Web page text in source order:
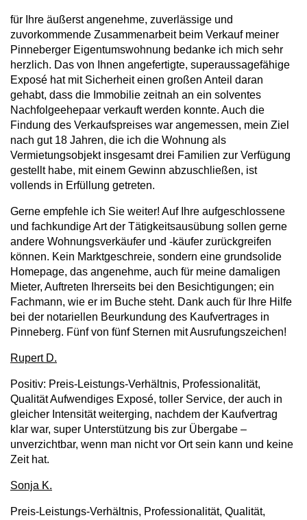
für Ihre äußerst angenehme, zuverlässige und
zuvorkommende Zusammenarbeit beim Verkauf meiner
Pinneberger Eigentumswohnung bedanke ich mich sehr
herzlich. Das von Ihnen angefertigte, superaussagefähige
Exposé hat mit Sicherheit einen großen Anteil daran
gehabt, dass die Immobilie zeitnah an ein solventes
Nachfolgeehepaar verkauft werden konnte. Auch die
Findung des Verkaufspreises war angemessen, mein Ziel
nach gut 18 Jahren, die ich die Wohnung als
Vermietungsobjekt insgesamt drei Familien zur Verfügung
gestellt habe, mit einem Gewinn abzuschließen, ist
vollends in Erfüllung getreten.
Gerne empfehle ich Sie weiter! Auf Ihre aufgeschlossene
und fachkundige Art der Tätigkeitsausübung sollen gerne
andere Wohnungsverkäufer und -käufer zurückgreifen
können. Kein Marktgeschreie, sondern eine grundsolide
Homepage, das angenehme, auch für meine damaligen
Mieter, Auftreten Ihrerseits bei den Besichtigungen; ein
Fachmann, wie er im Buche steht. Dank auch für Ihre Hilfe
bei der notariellen Beurkundung des Kaufvertrages in
Pinneberg. Fünf von fünf Sternen mit Ausrufungszeichen!
Rupert D.
Positiv: Preis-Leistungs-Verhältnis, Professionalität,
Qualität Aufwendiges Exposé, toller Service, der auch in
gleicher Intensität weiterging, nachdem der Kaufvertrag
klar war, super Unterstützung bis zur Übergabe –
unverzichtbar, wenn man nicht vor Ort sein kann und keine
Zeit hat.
Sonja K.
Preis-Leistungs-Verhältnis, Professionalität, Qualität,